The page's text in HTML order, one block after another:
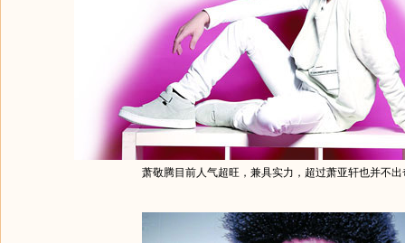
萧敬腾目前人气超旺，兼具实力，超过萧亚轩也并不出